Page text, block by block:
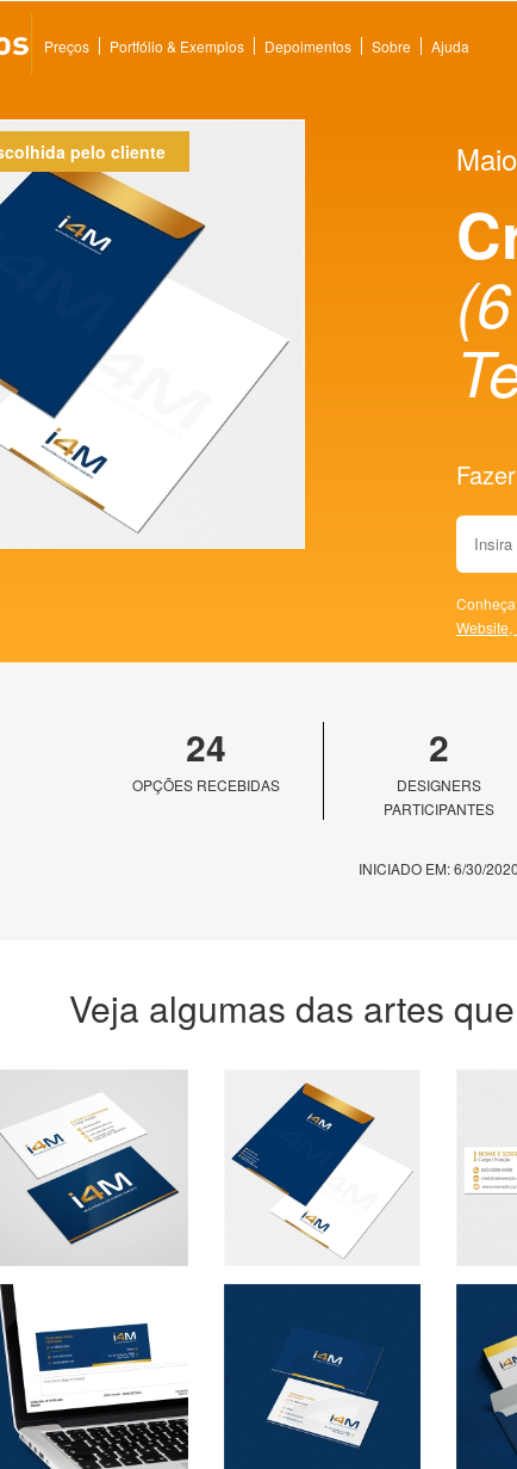
Preços Portfólio & Exemplos Depoimentos Sobre Ajuda
pelo cliente
Website,
24
OPÇÕES RECEBIDAS
2
DESIGNERS
PARTICIPANTES
INICIADO EM: 6/30/2020
Veja algumas das artes